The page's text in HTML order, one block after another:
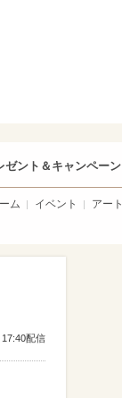
ゼント＆キャンペーン
ム イベント アート
配信